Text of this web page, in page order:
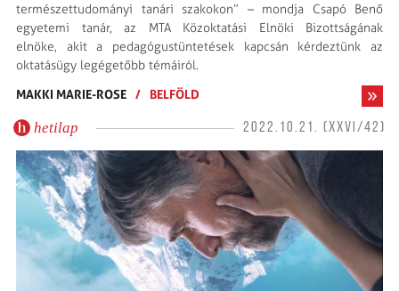
természettudományi tanári szakokon” – mondja Csapó Benő
egyetemi tanár, az MTA Közoktatási Elnöki Bizottságának
elnöke, akit a pedagógustüntetések kapcsán kérdeztünk az
oktatásügy legégetőbb témáiról.
MAKKI MARIE-ROSE / BELFÖLD
hetilap 2022.10.21. (XXVI/42)